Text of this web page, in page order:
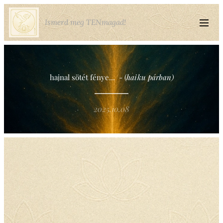
Ismerd meg TENmagad!
hajnal sötét fénye... - (haiku párban)
2025.10.08